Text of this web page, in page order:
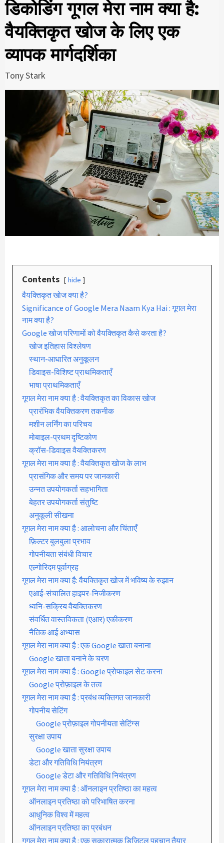
डिकोडिंग गूगल मेरा नाम क्या है:
वैयक्तिकृत खोज के लिए एक
व्यापक मार्गदर्शिका
Tony Stark
Contents hide
वैयक्तिकृत खोज क्या है?
Significance of Google Mera Naam Kya Hai : गूगल मेरा
नाम क्या है?
Google खोज परिणामों को वैयक्तिकृत कैसे करता है?
खोज इतिहास विश्लेषण
स्थान-आधारित अनुकूलन
डिवाइस-विशिष्ट प्राथमिकताएँ
भाषा प्राथमिकताएँ
गूगल मेरा नाम क्या है : वैयक्तिकृत का विकास खोज
प्रारंभिक वैयक्तिकरण तकनीक
मशीन लर्निंग का परिचय
मोबाइल-प्रथम दृष्टिकोण
क्रॉस-डिवाइस वैयक्तिकरण
गूगल मेरा नाम क्या है : वैयक्तिकृत खोज के लाभ
प्रासंगिक और समय पर जानकारी
उन्नत उपयोगकर्ता सहभागिता
बेहतर उपयोगकर्ता संतुष्टि
अनुकूली सीखना
गूगल मेरा नाम क्या है : आलोचना और चिंताएँ
फ़िल्टर बुलबुला प्रभाव
गोपनीयता संबंधी विचार
एल्गोरिदम पूर्वाग्रह
गूगल मेरा नाम क्या है: वैयक्तिकृत खोज में भविष्य के रुझान
एआई-संचालित हाइपर-निजीकरण
ध्वनि-सक्रिय वैयक्तिकरण
संवर्धित वास्तविकता (एआर) एकीकरण
नैतिक आई अभ्यास
गूगल मेरा नाम क्या है : एक Google खाता बनाना
Google खाता बनाने के चरण
गूगल मेरा नाम क्या है : Google प्रोफाइल सेट करना
Google प्रोफ़ाइल के तत्व
गूगल मेरा नाम क्या है : प्रबंध व्यक्तिगत जानकारी
गोपनीय सेटिंग
Google प्रोफ़ाइल गोपनीयता सेटिंग्स
सुरक्षा उपाय
Google खाता सुरक्षा उपाय
डेटा और गतिविधि नियंत्रण
Google डेटा और गतिविधि नियंत्रण
गूगल मेरा नाम क्या है : ऑनलाइन प्रतिष्ठा का महत्व
ऑनलाइन प्रतिष्ठा को परिभाषित करना
आधुनिक विश्व में महत्व
ऑनलाइन प्रतिष्ठा का प्रबंधन
गूगल मेरा नाम क्या है : एक सकारात्मक डिजिटल पहचान तैयार